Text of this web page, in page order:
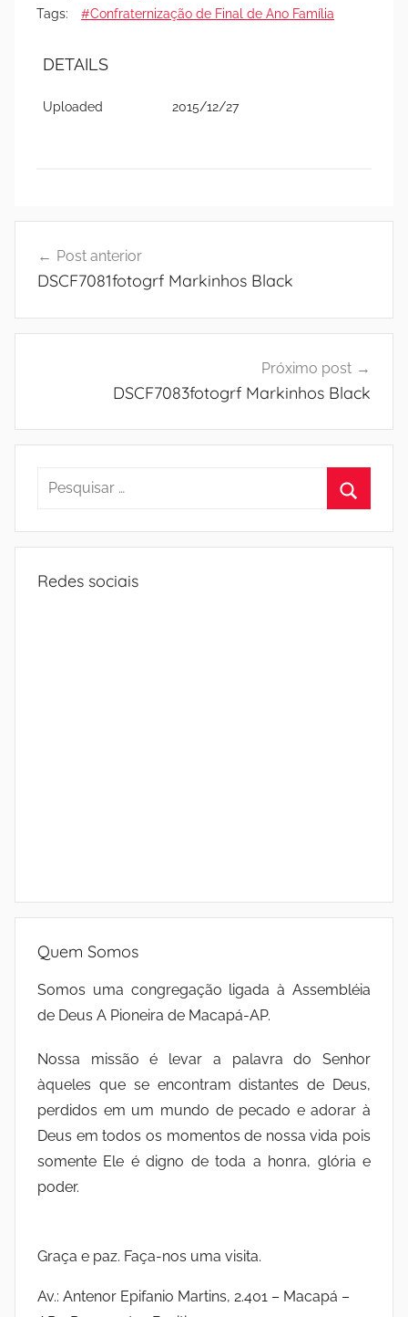
Tags:
#Confraternização de Final de Ano Família
DETAILS
Uploaded 2015/12/27
de
Post anterior
DSCF7081fotogrf Markinhos Black
Próximo post
DSCF7083fotogrf Markinhos Black
Pesquisar
Redes sociais
Quem Somos
Somos uma congregação ligada à Assembléia
de Deus A Pioneira de Macapá-AP.
Nossa missão é levar a palavra do Senhor
àqueles que se encontram distantes de Deus,
perdidos em um mundo de pecado e adorar à
Deus em todos os momentos de nossa vida pois
somente Ele é digno de toda a honra, glória e
poder.
Graça e paz. Faça-nos uma visita.
Av.: Antenor Epifanio Martins, 2.401 – Macapá –